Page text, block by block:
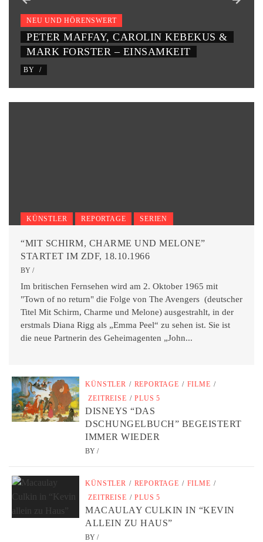
NEU UND HÖRENSWERT
JOHANNES OERDING – SONNTAG
KÜNSTLER REPORTAGE SERIEN
“MIT SCHIRM, CHARME UND MELONE”
STARTET IM ZDF, 18.10.1966
BY /
Im britischen Fernsehen wird am 2. Oktober 1965 mit
"Town of no return" die Folge von The Avengers (deutscher
Titel Mit Schirm, Charme und Melone) ausgestrahlt, in der
erstmals Diana Rigg als „Emma Peel“ zu sehen ist. Sie ist
die neue Partnerin des Geheimagenten „John...
KÜNSTLER / REPORTAGE / FILME /
ZEITREISE / PLUS 5
DISNEYS “DAS
DSCHUNGELBUCH” BEGEISTERT
IMMER WIEDER
BY /
KÜNSTLER / REPORTAGE / FILME /
ZEITREISE / PLUS 5
MACAULAY CULKIN IN “KEVIN
ALLEIN ZU HAUS”
BY /